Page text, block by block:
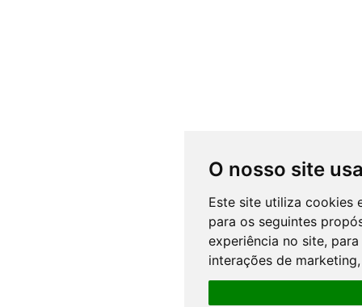
O nosso site
Este site utiliza cookies
para os seguintes
experiência no site,
interações de marketing